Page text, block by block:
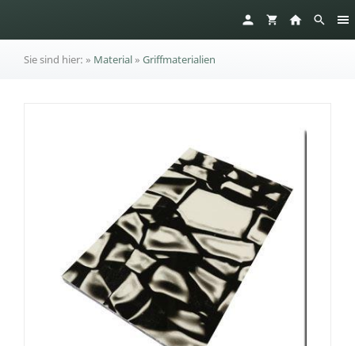
Sie sind hier: » Material» Griffmaterialien